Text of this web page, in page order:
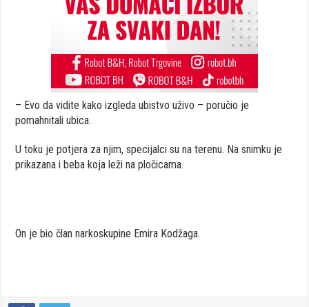
– Evo da vidite kako izgleda ubistvo uživo – poručio je
pomahnitali ubica.
U toku je potjera za njim, specijalci su na terenu. Na snimku je
prikazana i beba koja leži na pločicama.
On je bio član narkoskupine Emira Kodžaga.